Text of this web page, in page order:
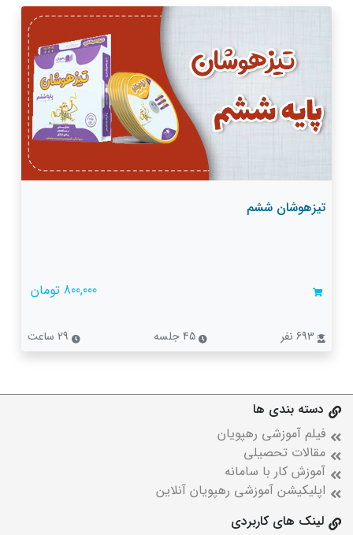
تیزهوشان ششم
800,000 تومان
دسته بندی ها
فیلم آموزشی رهپویان
مقالات تحصیلی
آموزش کار با سامانه
اپلیکیشن آموزشی رهپویان آنلاین
لینک های کاربردی